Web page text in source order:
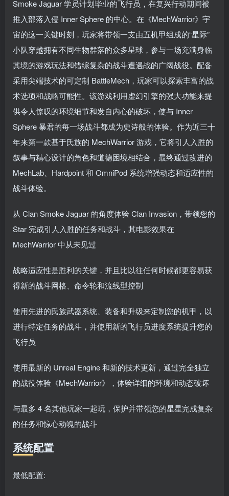
Smoke Jaguar 学员计划毕业的飞行员，在复兴行动期间被
推入部落入侵 Inner Sphere 的中心。在《MechWarrior》宇
宙的这一关键时刻，玩家将带领一支由五机甲组成的“星际”
小队穿越拥有不同生物群落的众多星球，参与一场充满身临
其境的游戏玩法和错综复杂的战斗遭遇战的广阔战役。配备
采用尖端技术的可定制 BattleMech，玩家可以探索丰富的战
术选项和战略可能性。该游戏利用虚幻引擎的强大功能来提
供令人惊叹的环境细节和发自内心的破坏，使与 Inner
Sphere 暴君的每一场战斗都成为史诗般的体验。作为近三十
年来第一款基于氏族的 MechWarrior 游戏，它将引人入胜的
叙事与精心设计的角色和道德困境相结合，最终通过改进的
MechLab、Hardpoint 和 OmniPod 系统增强动态和适应性的
战斗体验。
从 Clan Smoke Jaguar 的角度体验 Clan Invasion，带领您的
Star 完成引人入胜的任务和战斗，其电影效果在
MechWarrior 中从未见过
战略适应性是胜利的关键，并且比以往任何时候都更容易获
得新的战斗网格、命令轮和流线型控制
使用先进的氏族武器系统、装备和升级来定制您的机甲，以
进行特定任务的战斗，并使用新的飞行员进度系统提升您的
飞行员
使用最新的 Unreal Engine 和新的技术更新，通过完全独立
的战役体验《MechWarrior》，体验详细的环境和动态破坏
与最多 4 名其他玩家一起玩，保护并带领您的星星完成复杂
的任务和惊心动魄的战斗
系统配置
最低配置: